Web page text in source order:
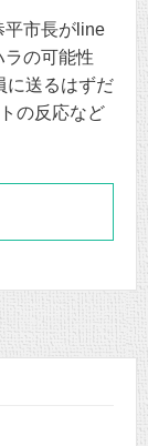
平市長がline
の可能性
に送るはずだ
の反応など